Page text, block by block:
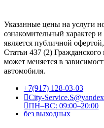
Указанные цены на услуги
ознакомительный характер
является публичной
Статьи 437 (2)
может меняется в
автомобиля.
+7(917) 128-03-03
City-
ПН–ВС: 09:00–20:00
без выходных